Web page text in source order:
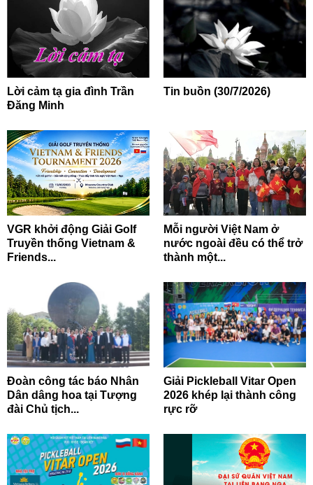
Lời cảm tạ gia đình Trần
Đăng Minh
Tin buồn (30/7/2026)
VGR khởi động Giải Golf
Truyền thống Vietnam &
Friends...
Mỗi người Việt Nam ở
nước ngoài đều có thể trở
thành một...
Đoàn công tác báo Nhân
Dân dâng hoa tại Tượng
đài Chủ tịch...
Giải Pickleball Vitar Open
2026 khép lại thành công
rực rỡ